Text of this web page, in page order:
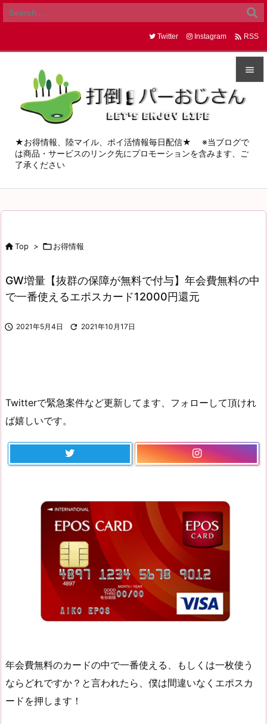


メニュ
サイド


Twitter Instagram  RSS
★お得情報、陸マイル、ポイ活情報毎日配信★ ※当ブログで
は商品・サービスのリンク先にプロモーションを含みます、ご
了承ください
Top > お得情報
GW増量【抜群の保障が無料で付与】年会費無料の中
で一番使えるエポスカード12000円還元
 2021年5月4日  2021年10月17日
Twitterで緊急案件など更新してます、フォローして頂けれ
ば嬉しいです。
年会費無料のカードの中で一番使える、もしくは一枚使う
ならどれですか？と言われたら、僕は間違いなくエポスカ
ードを押します！